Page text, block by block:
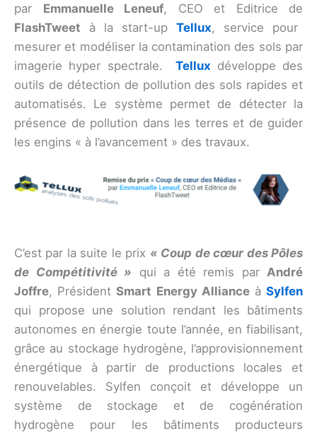
par Emmanuelle Leneuf, CEO et Editrice de
FlashTweet à la start-up Tellux, service pour
mesurer et modéliser la contamination des sols par
imagerie hyper spectrale.Tellux développe des
outils de détection de pollution des sols rapides et
automatisés. Le système permet de détecter la
présence de pollution dans les terres et de guider
les engins « à l’avancement » des travaux.
C’est par la suite le prix « Coup de cœur des Pôles
de Compétitivité » qui a été remis par André
Joffre, PrésidentSmart Energy AllianceàSylfen
qui propose une solution rendant les bâtiments
autonomes en énergie toute l’année, en fiabilisant,
grâce au stockage hydrogène, l’approvisionnement
énergétique à partir de productions locales et
renouvelables. Sylfen conçoit et développe un
système de stockage et de cogénération
hydrogène pour les bâtiments producteurs